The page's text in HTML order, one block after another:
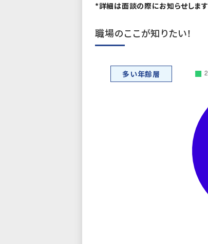
*詳細は面談の際にお知らせします
職場のここが知りたい！
多い年齢層